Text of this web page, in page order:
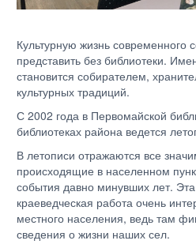
Культурную жизнь современного
представить без библиотеки.
становится собирателем,
культурных традиций.
С 2002 года в Первомайской
библиотеках района ведется
В летописи отражаются все
происходящие в населенном
события давно минувших лет.
краеведческая работа очень
местного населения, ведь там
сведения о жизни наших сел.